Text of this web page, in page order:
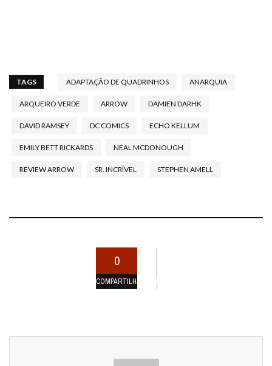
TAGS ADAPTAÇÃO DE QUADRINHOS ANARQUIA
ARQUEIRO VERDE ARROW DAMIEN DARHK
DAVID RAMSEY DC COMICS ECHO KELLUM
EMILY BETT RICKARDS NEAL MCDONOUGH
REVIEW ARROW SR. INCRÍVEL STEPHEN AMELL
0
COMPARTILHAMENTOS